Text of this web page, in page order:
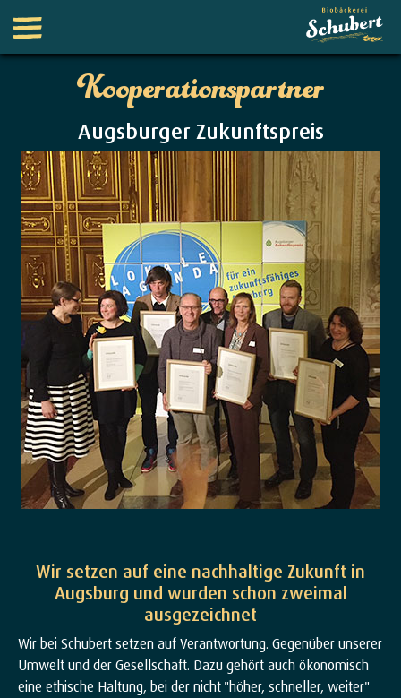
Kooperationspartner
Augsburger Zukunftspreis
Wir setzen auf eine nachhaltige Zukunft in
Augsburg und wurden schon zweimal
ausgezeichnet
Wir bei Schubert setzen auf Verantwortung. Gegenüber unserer
Umwelt und der Gesellschaft. Dazu gehört auch ökonomisch
eine ethische Haltung, bei der nicht "höher, schneller, weiter"